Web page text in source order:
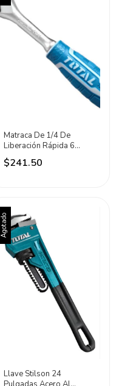
Matraca De 1/4 De
Liberación Rápida 6
Pulgadas Total Turquesa
$241.50
Agotado
Llave Stilson 24